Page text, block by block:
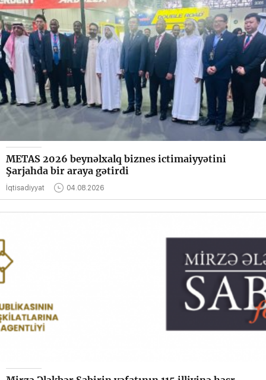
METAS 2026 beynəlxalq biznes ictimaiyyətini
Şarjahda bir araya gətirdi
İqtisadiyyat 04.08.2026